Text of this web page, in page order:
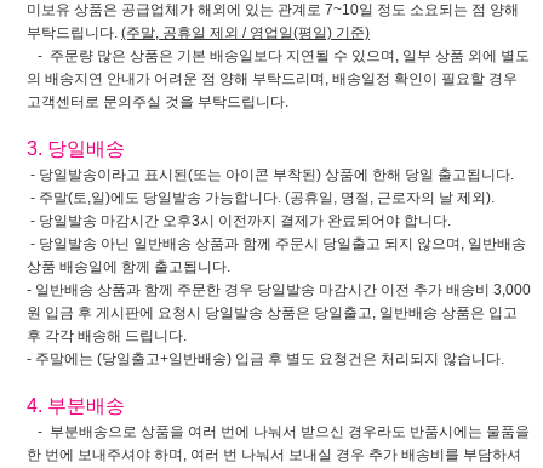
미보유 상품은 공급업체가 해외에 있는 관계로 7~10일 정도 소요되는 점 양해
부탁드립니다. (주말, 공휴일 제외 / 영업일(평일) 기준)
- 주문량 많은 상품은 기본 배송일보다 지연될 수 있으며, 일부 상품 외에 별도
의 배송지연 안내가 어려운 점 양해 부탁드리며, 배송일정 확인이 필요할 경우
고객센터로 문의주실 것을 부탁드립니다.
3. 당일배송
- 당일발송이라고 표시된(또는 아이콘 부착된) 상품에 한해 당일 출고됩니다.
- 주말(토,일)에도 당일발송 가능합니다. (공휴일, 명절, 근로자의 날 제외).
- 당일발송 마감시간 오후3시 이전까지 결제가 완료되어야 합니다.
- 당일발송 아닌 일반배송 상품과 함께 주문시 당일출고 되지 않으며, 일반배송
상품 배송일에 함께 출고됩니다.
- 일반배송 상품과 함께 주문한 경우 당일발송 마감시간 이전 추가 배송비 3,000
원 입금 후 게시판에 요청시 당일발송 상품은 당일출고, 일반배송 상품은 입고
후 각각 배송해 드립니다.
- 주말에는 (당일출고+일반배송) 입금 후 별도 요청건은 처리되지 않습니다.
4. 부분배송
- 부분배송으로 상품을 여러 번에 나눠서 받으신 경우라도 반품시에는 물품을
한 번에 보내주셔야 하며, 여러 번 나눠서 보내실 경우 추가 배송비를 부담하셔